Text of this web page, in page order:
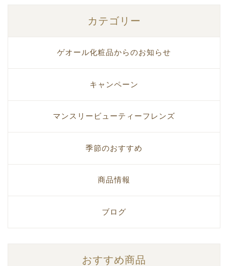
カテゴリー
ゲオール化粧品からのお知らせ
キャンペーン
マンスリービューティーフレンズ
季節のおすすめ
商品情報
ブログ
おすすめ商品